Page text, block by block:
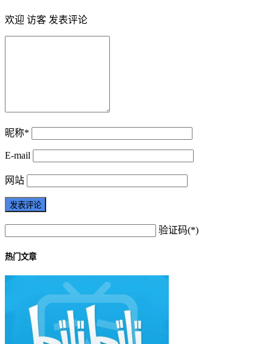
欢迎 访客 发表评论
昵称*
E-mail
网站
验证码(*)
热门文章